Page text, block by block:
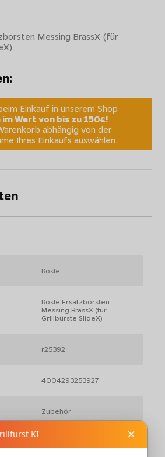
Messing BrassX (für
Einkauf in unserem Shop
im Wert von bis zu 150€!
abhängig von der
Ihres Einkaufs auswählen.
Rösle
Rösle Ersatzborsten
Messing BrassX (für
Grillbürste SlideX)
r25392
4004293253927
Zubehör